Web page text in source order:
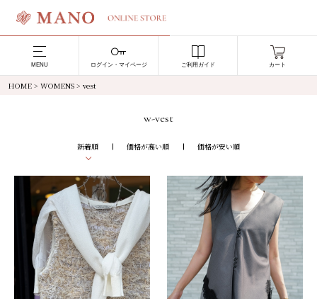
MENU ログイン・マイページ ご利用ガイド カート
HOME > WOMENS > vest
w-vest
価格が安い順
価格が高い順
新着順